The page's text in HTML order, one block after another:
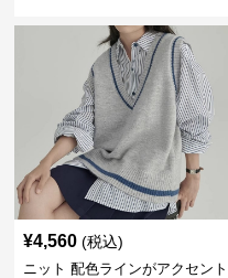
¥4,560 (税込)
ニット 配色ラインがアクセント